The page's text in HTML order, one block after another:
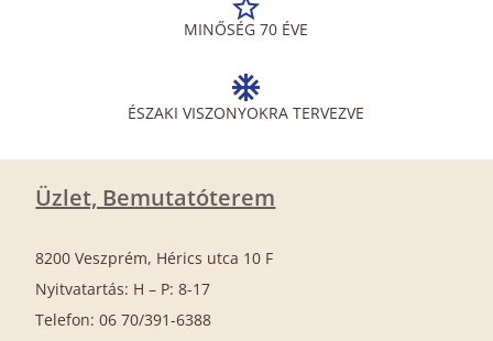
MINŐSÉG 70 ÉVE
ÉSZAKI VISZONYOKRA TERVEZVE
Üzlet, Bemutatóterem
8200 Veszprém, Hérics utca 10 F
Nyitvatartás: H – P: 8-17
Telefon: 06 70/391-6388